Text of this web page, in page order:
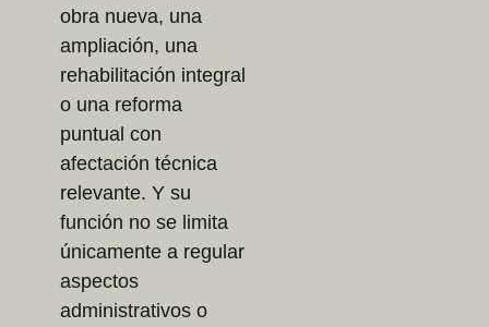
obra nueva, una
ampliación, una
rehabilitación integral
o una reforma
puntual con
afectación técnica
relevante. Y su
función no se limita
únicamente a regular
aspectos
administrativos o